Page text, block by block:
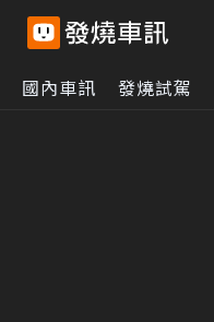
國內車訊 發燒試駕